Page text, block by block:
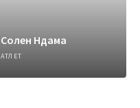
Солен Ндама
АТЛЕТ